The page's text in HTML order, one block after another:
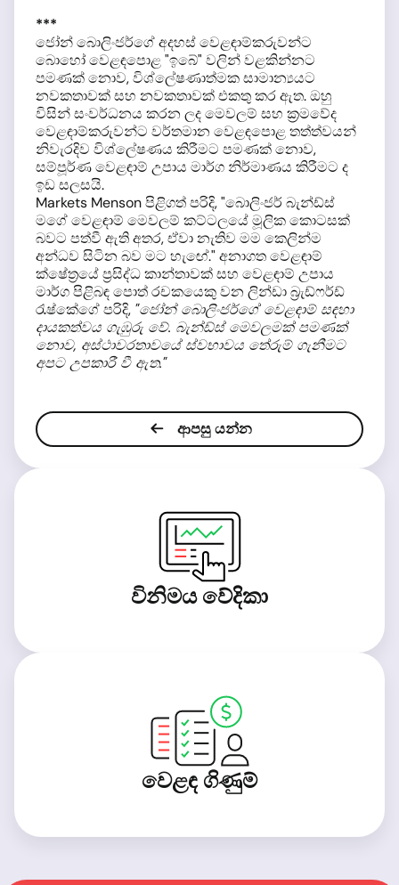
***
ජෝන් බොලිංජර්ගේ අදහස් වෙළඳාම්කරුවන්ට
බොහෝ වෙළඳපොළ "ඉබේ" වලින් වළකින්නට
පමණක් නොව, විශ්ලේෂණාත්මක සාමාන්‍යයට
නවකතාවක් සහ නවකතාවක් එකතු කර ඇත. ඔහු
විසින් සංවර්ධනය කරන ලද මෙවලම් සහ ක්‍රමවේද
වෙළඳාම්කරුවන්ට වර්තමාන වෙළඳපොළ තත්ත්වයන්
නිවැරදිව විශ්ලේෂණය කිරීමට පමණක් නොව,
සම්පූර්ණ වෙළඳාම් උපාය මාර්ග නිර්මාණය කිරීමට ද
ඉඩ සලසයි.
Markets Menson පිළිගත් පරිදි, "බොලිංජර් බැන්ඩ්ස්
මගේ වෙළඳාම් මෙවලම් කට්ටලයේ මූලික කොටසක්
බවට පත්වී ඇති අතර, ඒවා නැතිව මම කෙලින්ම
අන්ධව සිටින බව මට හැඟේ." අනාගත වෙළඳාම්
ක්ෂේත්‍රයේ ප්‍රසිද්ධ කාන්තාවක් සහ වෙළඳාම් උපාය
මාර්ග පිළිබඳ පොත් රචකයෙකු වන ලින්ඩා බ්‍රැඩ්ෆර්ඩ්
රැෂ්කේගේ පරිදි, "ජෝන් බොලිංජර්ගේ වෙළඳාම් සඳහා
දායකත්වය ගැඹුරු වේ. බැන්ඩ්ස් මෙවලමක් පමණක්
නොව, අස්ථාවරතාවයේ ස්වභාවය තේරුම් ගැනීමට
අපට උපකාරී වී ඇත."
ආපසු යන්න
විනිමය වේදිකා
වෙළඳ ගිණුම්